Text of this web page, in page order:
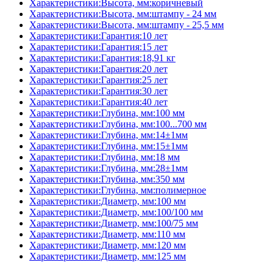
Характеристики:Высота, мм:коричневый
Характеристики:Высота, мм:штампу - 24 мм
Характеристики:Высота, мм:штампу - 25,5 мм
Характеристики:Гарантия:10 лет
Характеристики:Гарантия:15 лет
Характеристики:Гарантия:18,91 кг
Характеристики:Гарантия:20 лет
Характеристики:Гарантия:25 лет
Характеристики:Гарантия:30 лет
Характеристики:Гарантия:40 лет
Характеристики:Глубина, мм:100 мм
Характеристики:Глубина, мм:100...700 мм
Характеристики:Глубина, мм:14±1мм
Характеристики:Глубина, мм:15±1мм
Характеристики:Глубина, мм:18 мм
Характеристики:Глубина, мм:28±1мм
Характеристики:Глубина, мм:350 мм
Характеристики:Глубина, мм:полимерное
Характеристики:Диаметр, мм:100 мм
Характеристики:Диаметр, мм:100/100 мм
Характеристики:Диаметр, мм:100/75 мм
Характеристики:Диаметр, мм:110 мм
Характеристики:Диаметр, мм:120 мм
Характеристики:Диаметр, мм:125 мм